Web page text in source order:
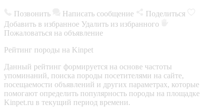
Позвонить Написать сообщение
Поделиться
Добавить в избранное Удалить из избранного
Пожаловаться на объявление
Рейтинг породы на Kinpet
Данный рейтинг формируется на основе частоты
упоминаний, поиска породы посетителями на сайте,
посещаемости объявлений и других параметрах, которые
помогают определить популярность породы на площадке
Kinpet.ru в текущий период времени.